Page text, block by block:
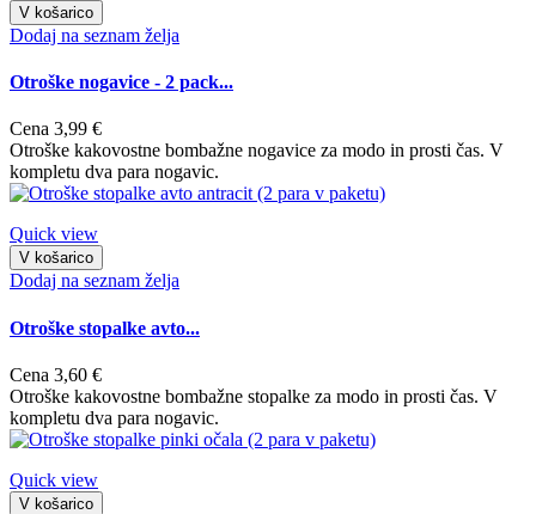
V košarico
Dodaj na seznam želja
Otroške nogavice - 2 pack...
Cena 3,99 €
Otroške kakovostne bombažne nogavice za modo in prosti čas. V
kompletu dva para nogavic.
Quick view
V košarico
Dodaj na seznam želja
Otroške stopalke avto...
Cena 3,60 €
Otroške kakovostne bombažne stopalke za modo in prosti čas. V
kompletu dva para nogavic.
Quick view
V košarico